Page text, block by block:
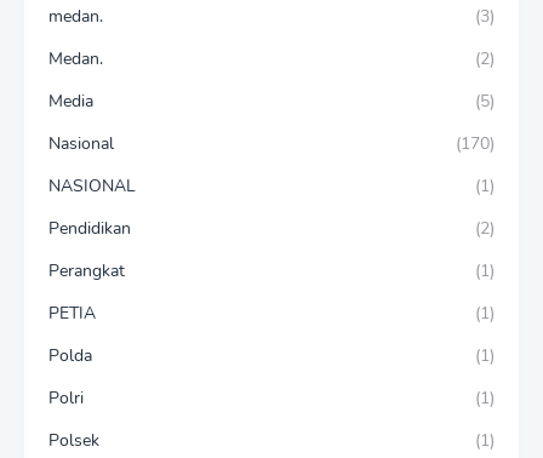
medan.
(3)
Medan.
(2)
Media
(5)
Nasional
(170)
NASIONAL
(1)
Pendidikan
(2)
Perangkat
(1)
PETIA
(1)
Polda
(1)
Polri
(1)
Polsek
(1)